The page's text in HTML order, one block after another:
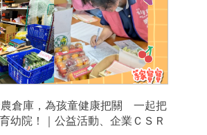
倉庫，為孩童健康把關 一起把
幼院！｜公益活動、企業ＣＳＲ